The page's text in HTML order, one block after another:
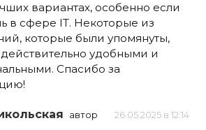
вариантах, особенно если
в сфере IT. Некоторые из
которые были упомянуты,
удобными и
Спасибо за
автор 26.05.2025 в 12:14